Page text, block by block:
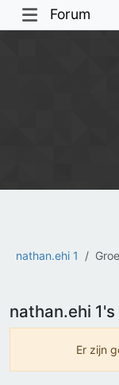
Forum
nathan.ehi 1
nathan.ehi
Er zijn